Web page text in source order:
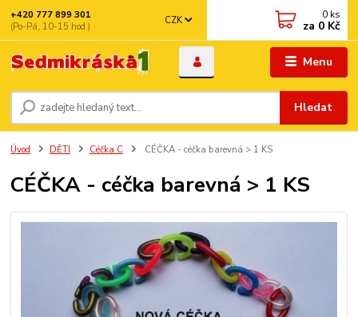
Menu
CZK
Hledat
+420 777 899 301
(Po-Pá, 10-15 hod.)
0 ks
za 0 Kč
Úvod DĚTI Céčka C CÉČKA - céčka barevná > 1 KS
CÉČKA - céčka barevná > 1 KS